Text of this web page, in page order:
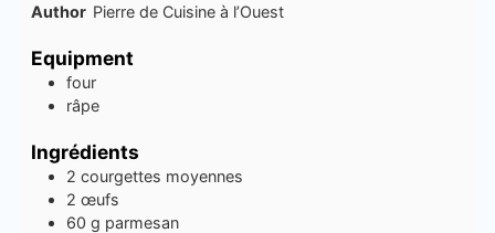
Author Pierre de Cuisine à l’Ouest
Equipment
four
râpe
Ingrédients
2 courgettes moyennes
2 œufs
60 g parmesan